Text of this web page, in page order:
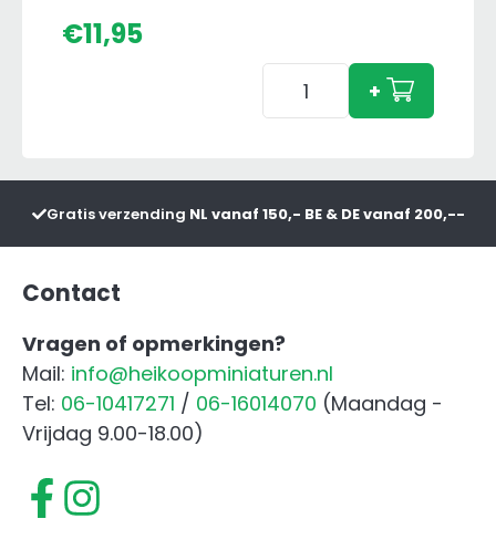
€11,95
Bruder
Tuinman
+
Gratis verzending NL vanaf 150,- BE & DE vanaf 200,--
Contact
Vragen of opmerkingen?
Mail: info@heikoopminiaturen.nl
Tel: 06-10417271 / 06-16014070 (Maandag -
Vrijdag 9.00-18.00)